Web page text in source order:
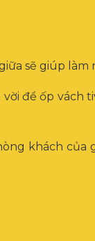
sẽ giúp
để ốp vách
khách